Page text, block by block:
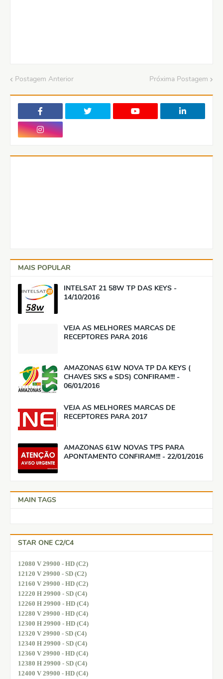
Postagem Anterior Próxima Postagem
MAIS POPULAR
INTELSAT 21 58W TP DAS KEYS -
14/10/2016
VEJA AS MELHORES MARCAS DE
RECEPTORES PARA 2016
AMAZONAS 61W NOVA TP DA KEYS (
CHAVES SKS e SDS) CONFIRAM!!! -
06/01/2016
VEJA AS MELHORES MARCAS DE
RECEPTORES PARA 2017
AMAZONAS 61W NOVAS TPS PARA
APONTAMENTO CONFIRAM!!! - 22/01/2016
MAIN TAGS
STAR ONE C2/C4
12080 V 29900 - HD (C2)
12120 V 29900 - SD (C2)
12160 V 29900 - HD (C2)
12220 H 29900 - SD (C4)
12260 H 29900 - HD (C4)
12280 V 29900 - HD (C4)
12300 H 29900 - HD (C4)
12320 V 29900 - SD (C4)
12340 H 29900 - SD (C4)
12360 V 29900 - HD (C4)
12380 H 29900 - SD (C4)
12400 V 29900 - HD (C4)